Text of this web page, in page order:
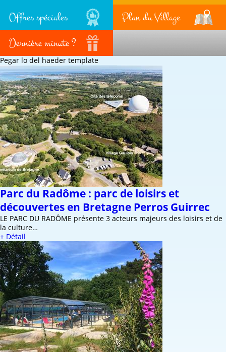
Offres spéciales
Plan du Village
Dernière minute ?
Pegar lo del haeder template
Parc du Radôme : parc de loisirs et
découvertes en Bretagne Perros Guirrec
LE PARC DU RADÔME présente 3 acteurs majeurs des loisirs et de
la culture…
+ Détail